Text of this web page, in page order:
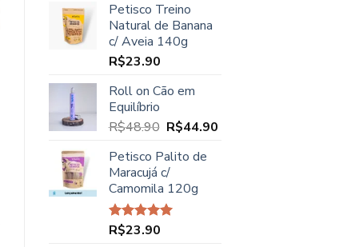
Petisco Treino
Natural de Banana
c/ Aveia 140g
R$23.90
Roll on Cão em
Equilíbrio
R$48.90 O
original
era:
R$48.90.
R$44.90
Petisco Palito de
Maracujá c/
Camomila 120g
Avaliação
R$23.90